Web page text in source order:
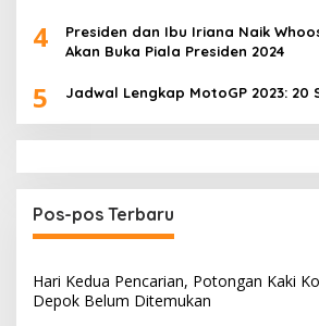
4
Presiden dan Ibu Iriana Naik
Akan Buka Piala Presiden 2024
5 Jadwal Lengkap MotoGP 2023: 20
Pos-pos Terbaru
Hari Kedua Pencarian, Potongan Kaki
Depok Belum Ditemukan